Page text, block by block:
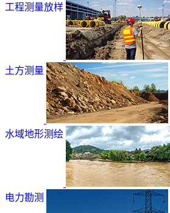
工程测量放样
土方测量
水域地形测绘
电力勘测